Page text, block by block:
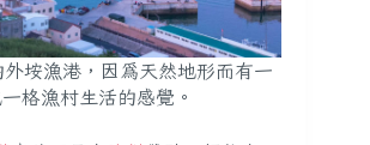
垵漁港，因為天然地形而有一
格漁村生活的感覺。